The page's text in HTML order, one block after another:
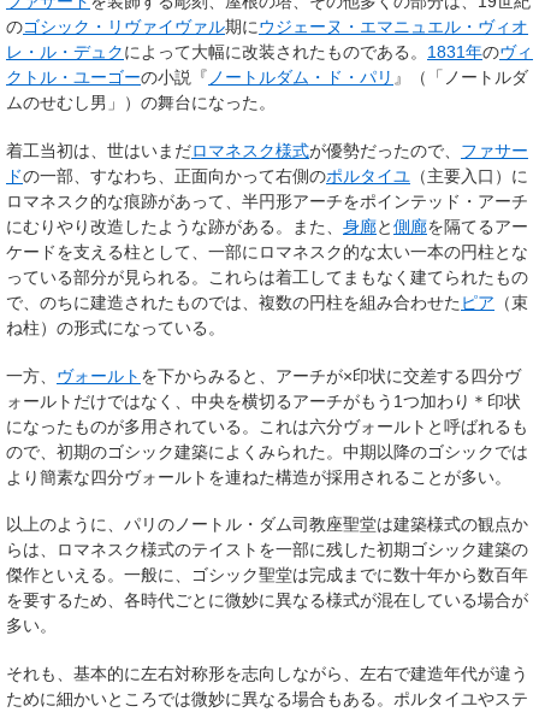
のゴシック・リヴァイヴァル期にウジェーヌ・エマニュエル・ヴィオ
レ・ル・デュクによって大幅に改装されたものである。 1831年のヴィ
クトル・ユーゴーの小説『 ノートルダム・ド・パリ 』（「ノートルダ
ムのせむし男」）の舞台になった。
着工当初は、世はいまだロマネスク様式が優勢だったので、 ファサー
ドの一部、すなわち、正面向かって右側のポルタイユ （主要入口）に
ロマネスク的な痕跡があって、半円形アーチをポインテッド・アーチ
にむりやり改造したような跡がある。また、 身廊と側廊を隔てるアー
ケードを支える柱として、一部にロマネスク的な太い一本の円柱とな
っている部分が見られる。これらは着工してまもなく建てられたもの
で、のちに建造されたものでは、複数の円柱を組み合わせた ピア （束
ね柱）の形式になっている。
一方、 ヴォールト を下からみると、アーチが×印状に交差する四分ヴ
ォールトだけではなく、中央を横切るアーチがもう1つ加わり＊印状
になったものが多用されている。これは六分ヴォールトと呼ばれるも
ので、初期のゴシック建築によくみられた。中期以降のゴシックでは
より簡素な四分ヴォールトを連ねた構造が採用されることが多い。
以上のように、パリのノートル・ダム司教座聖堂は建築様式の観点か
らは、ロマネスク様式のテイストを一部に残した初期ゴシック建築の
傑作といえる。一般に、ゴシック聖堂は完成までに数十年から数百年
を要するため、各時代ごとに微妙に異なる様式が混在している場合が
多い。
それも、基本的に左右対称形を志向しながら、左右で建造年代が違う
ために細かいところでは微妙に異なる場合もある。ポルタイユやステ